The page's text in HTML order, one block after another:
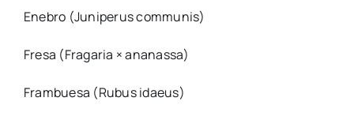
Enebro (Juniperus communis)
Fresa (Fragaria × ananassa)
Frambuesa (Rubus idaeus)